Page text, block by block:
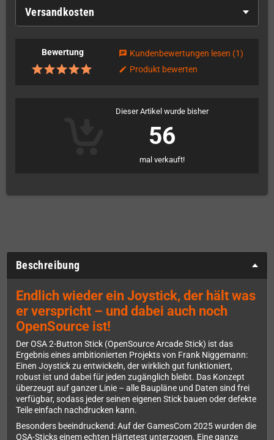
Versandkosten
Bewertung chat Kundenbewertungen lesen (1)
edit Produkt bewerten
Dieser Artikel wurde bisher
56
mal verkauft!
Beschreibung
Endlich wieder ein Joystick, der hält was
er verspricht – und dabei auch noch
OpenSource ist!
Der OSA 2-Button Stick (OpenSource Arcade Stick) ist das
Ergebnis eines ambitionierten Projekts von Frank Niggemann:
Einen Joystick zu entwickeln, der wirklich gut funktioniert,
robust ist und dabei für jeden zugänglich bleibt. Das Konzept
überzeugt auf ganzer Linie – alle Baupläne und Daten sind frei
verfügbar, sodass jeder seinen eigenen Stick bauen oder defekte
Teile einfach nachdrucken kann.
Besonders beeindruckend: Auf der GamesCom 2025 wurden die
OSA-Sticks einem echten Härtetest unterzogen. Eine ganze